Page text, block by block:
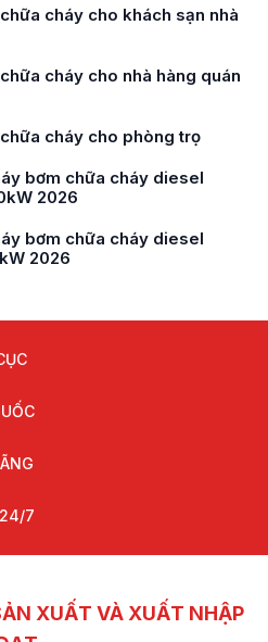
cháy cho khách sạn nhà
cháy cho nhà hàng quán
cháy cho phòng trọ
bơm chữa cháy diesel
2026
bơm chữa cháy diesel
2026
7
XUẤT VÀ XUẤT NHẬP